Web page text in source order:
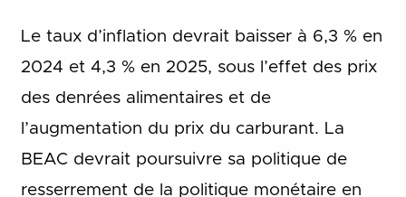
Le taux d’inflation devrait baisser à 6,3 % en
2024 et 4,3 % en 2025, sous l’effet des prix
des denrées alimentaires et de
l’augmentation du prix du carburant. La
BEAC devrait poursuivre sa politique de
resserrement de la politique monétaire en